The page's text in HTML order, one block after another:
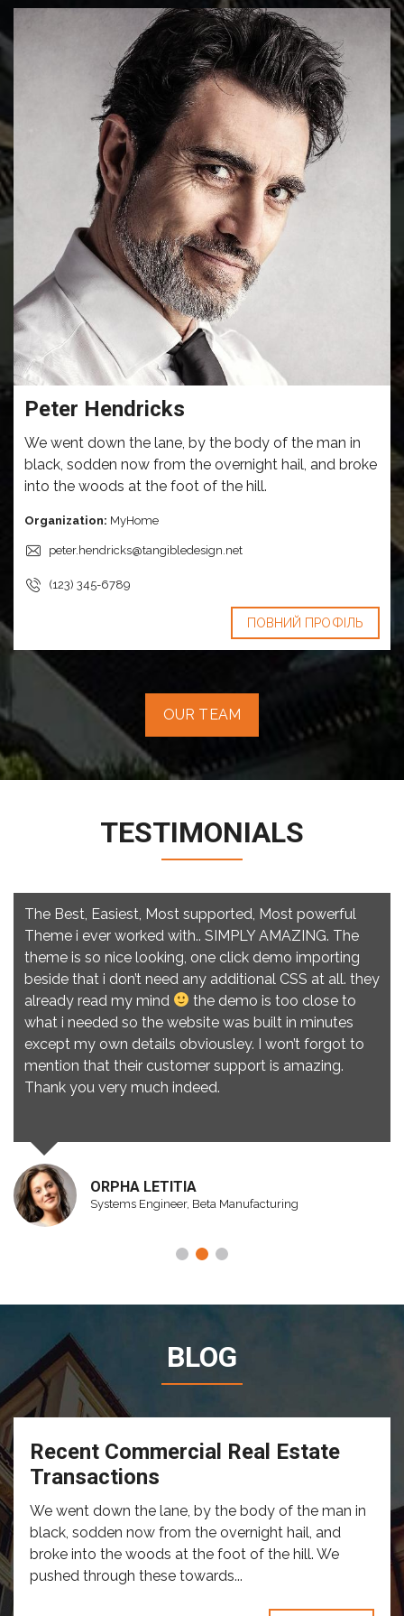
Peter Hendricks
We went down the lane, by the body of the man in
black, sodden now from the overnight hail, and broke
into the woods at the foot of the hill.
Organization: MyHome
peter.hendricks@tangibledesign.net
(123) 345-6789
ПОВНИЙ ПРОФІЛЬ
OUR TEAM
TESTIMONIALS
The Best, Easiest, Most supported, Most powerful
Theme i ever worked with.. SIMPLY AMAZING. The
theme is so nice looking, one click demo importing
beside that i don’t need any additional CSS at all. they
already read my mind
the demo is too close to
what i needed so the website was built in minutes
except my own details obviousley. I won’t forgot to
mention that their customer support is amazing.
Thank you very much indeed.
ORPHA LETITIA
Systems Engineer, Beta Manufacturing
BLOG
Recent Commercial Real Estate
Transactions
We went down the lane, by the body of the man in
black, sodden now from the overnight hail, and
broke into the woods at the foot of the hill. We
pushed through these towards...